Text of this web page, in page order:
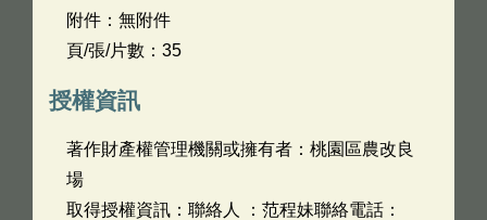
附件：無附件
頁/張/片數：35
授權資訊
著作財產權管理機關或擁有者：桃園區農改良
場
取得授權資訊：聯絡人 ：范程妹聯絡電話：